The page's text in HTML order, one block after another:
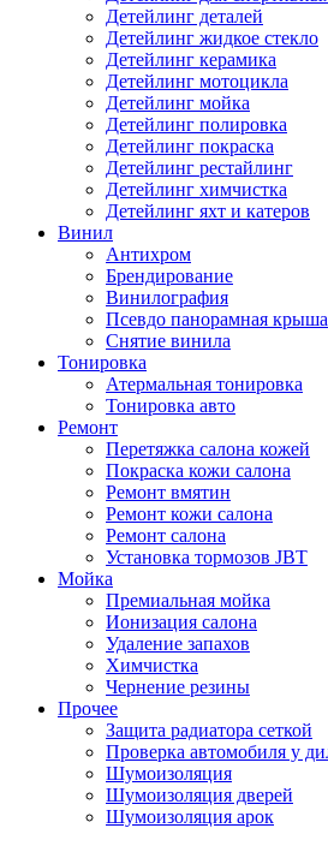
Детейлинг деталей
Детейлинг жидкое стекло
Детейлинг керамика
Детейлинг мотоцикла
Детейлинг мойка
Детейлинг полировка
Детейлинг покраска
Детейлинг рестайлинг
Детейлинг химчистка
Детейлинг яхт и катеров
Винил
Антихром
Брендирование
Винилография
Псевдо панорамная крыша
Снятие винила
Тонировка
Атермальная тонировка
Тонировка авто
Ремонт
Перетяжка салона кожей
Покраска кожи салона
Ремонт вмятин
Ремонт кожи салона
Ремонт салона
Установка тормозов JBT
Мойка
Премиальная мойка
Ионизация салона
Удаление запахов
Химчистка
Чернение резины
Прочее
Защита радиатора сеткой
Проверка автомобиля у
Шумоизоляция
Шумоизоляция дверей
Шумоизоляция арок